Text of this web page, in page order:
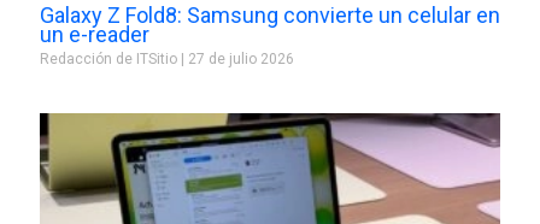
Galaxy Z Fold8: Samsung convierte un celular en
un e-reader
Redacción de ITSitio 27 de julio 2026